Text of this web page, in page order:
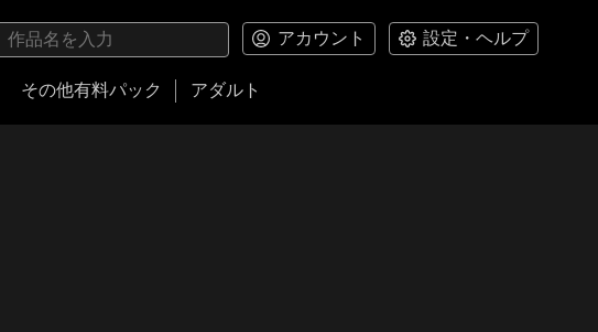
アカウント 設定・ヘルプ
その他有料パック アダルト